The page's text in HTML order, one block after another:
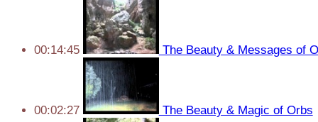
00:14:45 The Beauty & Messages of
00:02:27 The Beauty & Magic of Orbs